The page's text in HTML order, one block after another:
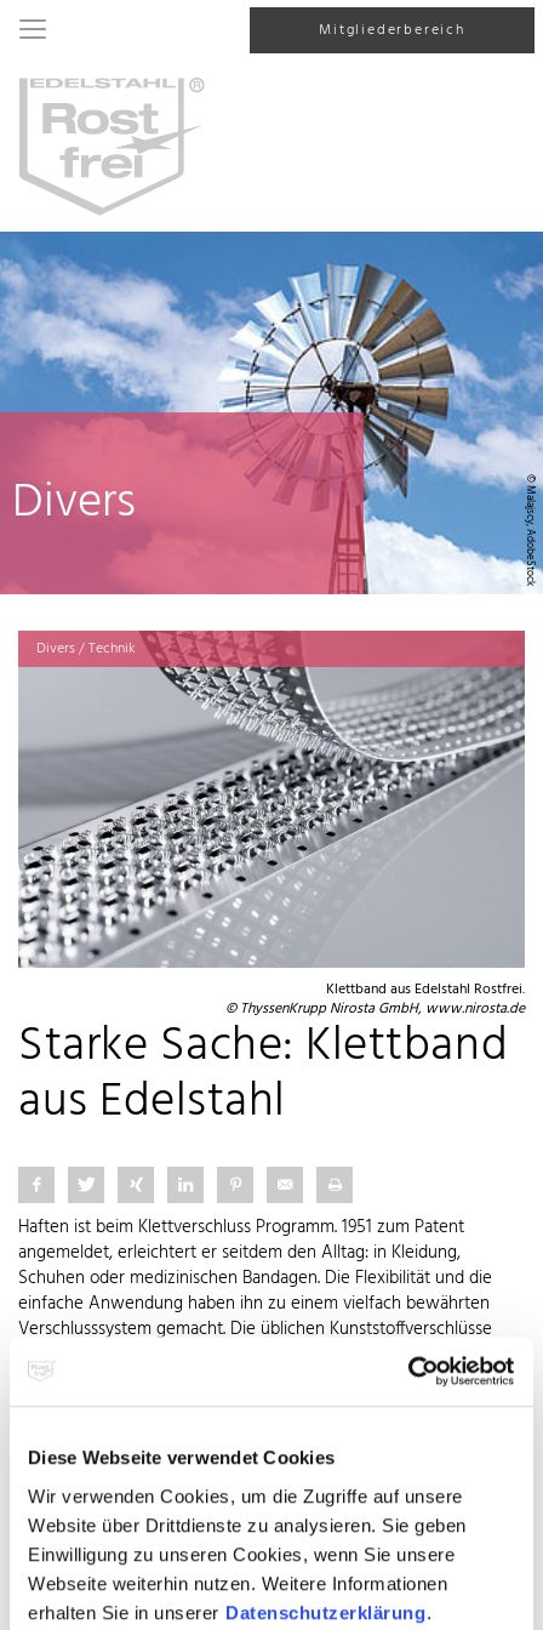
Diese Webseite verwendet Cookies
Wir verwenden Cookies, um die Zugriffe auf unsere
Website über Drittdienste zu analysieren. Sie geben
Einwilligung zu unseren Cookies, wenn Sie unsere
Webseite weiterhin nutzen. Weitere Informationen
erhalten Sie in unserer Datenschutzerklärung.
Mitgliederbereich
© Malajscy, AdobeStock
Divers
Divers / Technik
Klettband aus Edelstahl Rostfrei.
© ThyssenKrupp Nirosta GmbH, www.nirosta.de
Starke Sache: Klettband
aus Edelstahl
Haften ist beim Klettverschluss Programm. 1951 zum Patent
angemeldet, erleichtert er seitdem den Alltag: in Kleidung,
Schuhen oder medizinischen Bandagen. Die Flexibilität und die
einfache Anwendung haben ihn zu einem vielfach bewährten
Verschlusssystem gemacht. Die üblichen Kunststoffverschlüsse
verhindern allerdings den Einsatz überall dort, wo sie in Kontakt
mit Hitze oder Chemikalien kommen können. Ein innovatives
Klettband aus Edelstahl macht endlich auch Anwendungen unter
erfüllt der patente Verschluss selbst höchste Ansprüche an
können ihm nichts anhaben. Durch Zusammendrücken haften
Haken und Schlaufen aneinander, einfaches Ziehen trennt den
Verschluss wieder. Trotz der enormen Festigkeit lässt er sich leicht
und ohne Hilfsmittel öffnen. Ob im Bereich der Gebäudetechnik
zur Befestigung von Lüftungskanälen oder aber zum Montieren